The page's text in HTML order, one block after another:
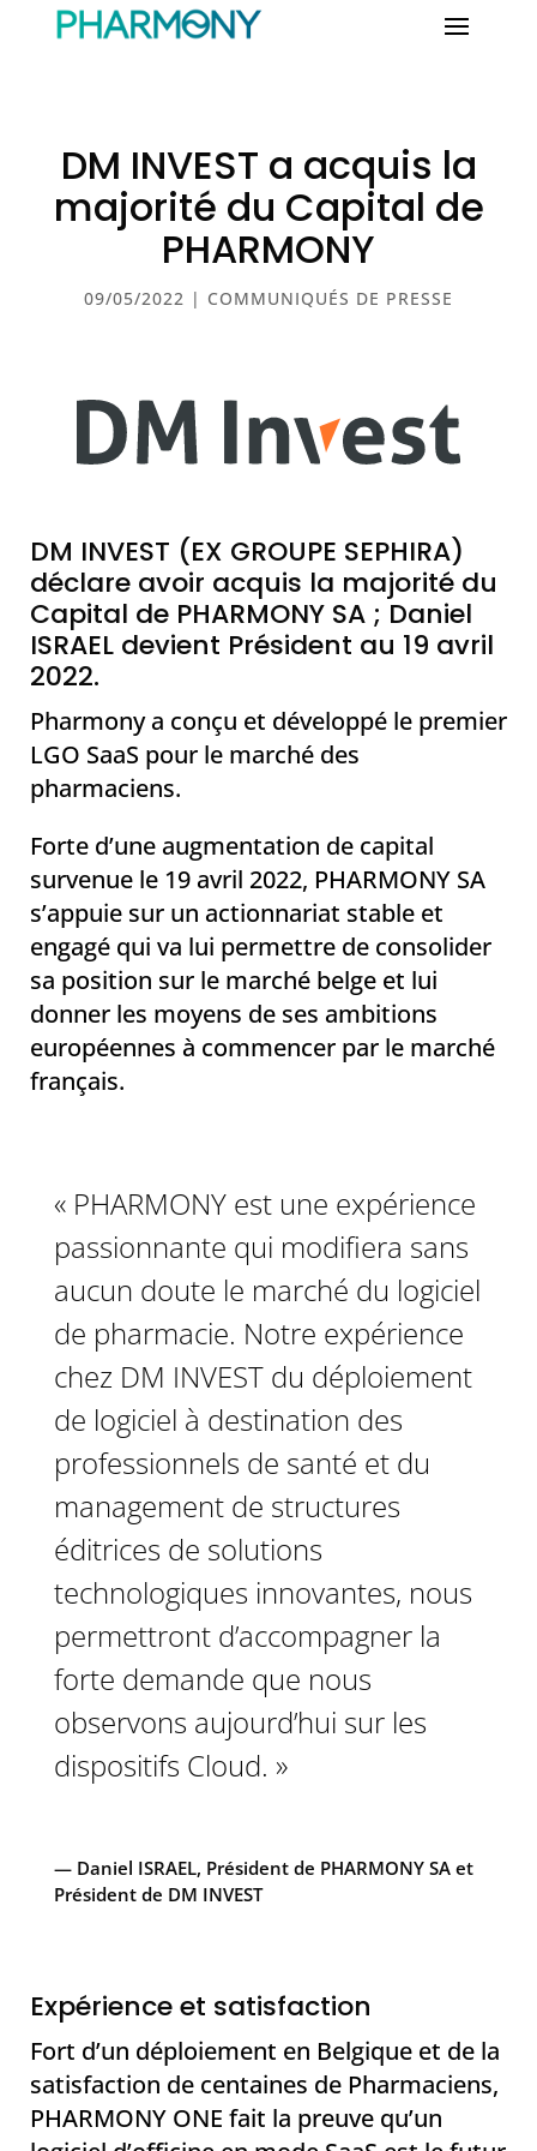
DM INVEST a acquis la
majorité du Capital de
PHARMONY
09/05/2022 | COMMUNIQUÉS DE PRESSE
DM INVEST (EX GROUPE SEPHIRA)
déclare avoir acquis la majorité du
Capital de PHARMONY SA ; Daniel
ISRAEL devient Président au 19 avril
2022.
Pharmony a conçu et développé le premier
LGO SaaS pour le marché des
pharmaciens.
Forte d’une augmentation de capital
survenue le 19 avril 2022, PHARMONY SA
s’appuie sur un actionnariat stable et
engagé qui va lui permettre de consolider
sa position sur le marché belge et lui
donner les moyens de ses ambitions
européennes à commencer par le marché
français.
« PHARMONY est une expérience
passionnante qui modifiera sans
aucun doute le marché du logiciel
de pharmacie. Notre expérience
chez DM INVEST du déploiement
de logiciel à destination des
professionnels de santé et du
management de structures
éditrices de solutions
technologiques innovantes, nous
permettront d’accompagner la
forte demande que nous
observons aujourd’hui sur les
dispositifs Cloud. »
— Daniel ISRAEL, Président de PHARMONY SA et
Président de DM INVEST
Expérience et satisfaction
Fort d’un déploiement en Belgique et de la
satisfaction de centaines de Pharmaciens,
PHARMONY ONE fait la preuve qu’un